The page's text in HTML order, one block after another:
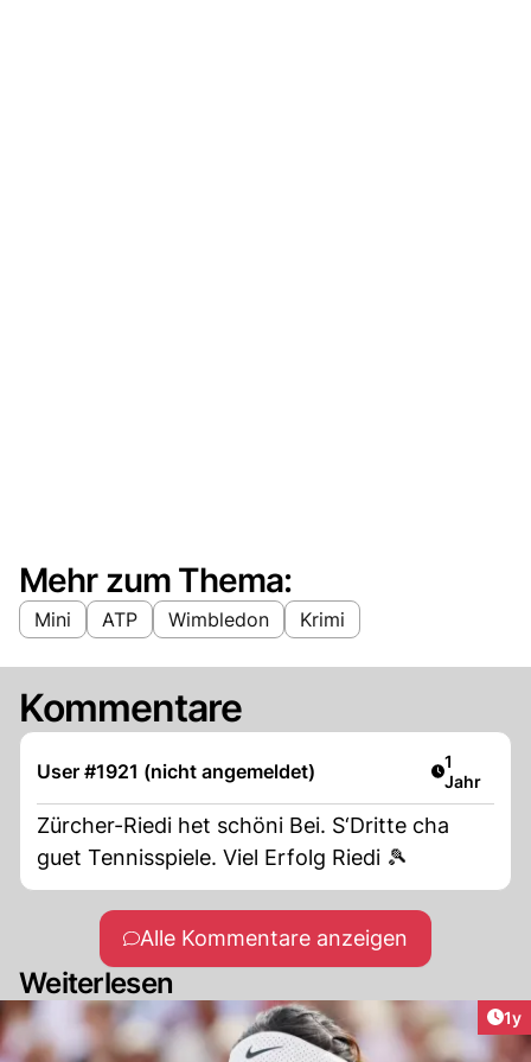
Mehr zum Thema:
Mini ATP Wimbledon Krimi
Kommentare
User #1921 (nicht angemeldet) Artikel
1
Jahr
Zürcher-Riedi het schöni Bei. S‘Dritte cha
guet Tennisspiele. Viel Erfolg Riedi 🎾
Alle Kommentare anzeigen
Weiterlesen
1y